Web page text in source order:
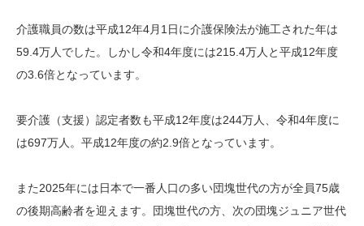
介護職員の数は平成12年4月1日に介護保険法が施工された年は
59.4万人でした。しかし令和4年度には215.4万人と平成12年度
の3.6倍となっています。
要介護（支援）認定者数も平成12年度は244万人、令和4年度に
は697万人。平成12年度の約2.9倍となっています。
また2025年には日本で一番人口の多い団塊世代の方が全員75歳
の後期高齢者を迎えます。団塊世代の方、次の団塊ジュニア世代